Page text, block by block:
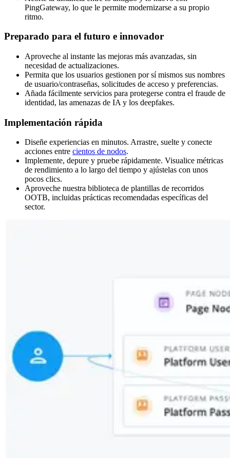
PingGateway, lo que le permite modernizarse a su propio
ritmo.
Preparado para el futuro e innovador
Aproveche al instante las mejoras más avanzadas, sin
necesidad de actualizaciones.
Permita que los usuarios gestionen por sí mismos sus nombres
de usuario/contraseñas, solicitudes de acceso y preferencias.
Añada fácilmente servicios para protegerse contra el fraude de
identidad, las amenazas de IA y los deepfakes.
Implementación rápida
Diseñe experiencias en minutos. Arrastre, suelte y conecte
acciones entre cientos de nodos.
Implemente, depure y pruebe rápidamente. Visualice métricas
de rendimiento a lo largo del tiempo y ajústelas con unos
pocos clics.
Aproveche nuestra biblioteca de plantillas de recorridos
OOTB, incluidas prácticas recomendadas específicas del
sector.